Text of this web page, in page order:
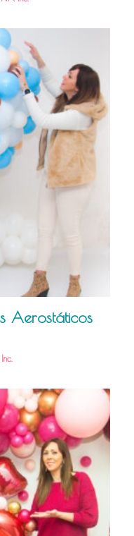
Aerostáticos